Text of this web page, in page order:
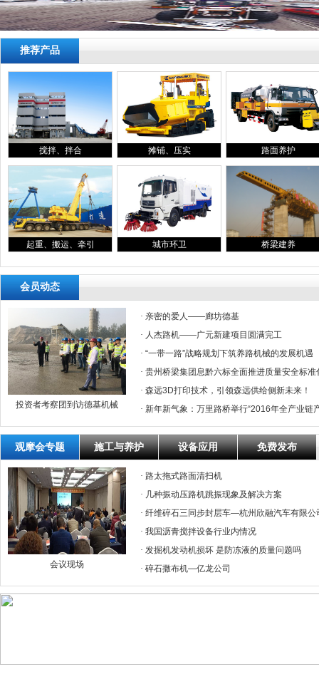
推荐产品
搅拌、拌合 摊铺、压实 路面养护
起重、搬运、牵引 城市环卫 桥梁建养
会员动态
投资者考察团到访德基机械
· 亲密的爱人——廊坊德基
· 人杰路机——广元新建项目圆满完工
· “一带一路”战略规划下筑养路机械的发展机遇
· 贵州桥梁集团息黔六标全面推进质量安全标准
· 森远3D打印技术，引领森远供给侧新未来！
· 新年新气象：万里路桥举行“2016年全产业链
观摩会专题 施工与养护 设备应用 免费发布
会议现场
· 路太拖式路面清扫机
· 几种振动压路机跳振现象及解决方案
· 纤维碎石三同步封层车—杭州欣融汽车有限公
· 我国沥青搅拌设备行业内情况
· 发掘机发动机损坏 是防冻液的质量问题吗
· 碎石撒布机—亿龙公司